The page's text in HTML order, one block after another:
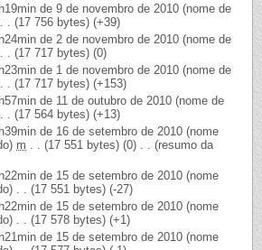
de 9 de novembro de 2010 (nome de
(17 756 bytes) (+39)
de 2 de novembro de 2010 (nome de
(17 717 bytes) (0)
de 1 de novembro de 2010 (nome de
(17 717 bytes) (+153)
de 11 de outubro de 2010 (nome de
(17 564 bytes) (+13)
de 16 de setembro de 2010 (nome
m (17 551 bytes) (0)
(resumo da
de 15 de setembro de 2010 (nome
(17 551 bytes) (-27)
de 15 de setembro de 2010 (nome
(17 578 bytes) (+1)
de 15 de setembro de 2010 (nome